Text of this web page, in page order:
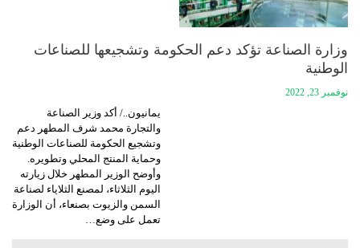
وزارة الصناعة تؤكد دعم الحكومة وتشجيعها للصناعات
الوطنية
نوفمبر 23, 2022
يمانيون../ أكد وزير الصناعة
والتجارة محمد شرف المطهر دعم
وتشجيع الحكومة للصناعات الوطنية
وحماية المنتج المحلي وتطويره.
وأوضح الوزير المطهر خلال زيارته
اليوم الثلاثاء، لمصنع الثلاياء لصناعة
السمن والزيوت بصنعاء، أن الوزارة
تعمل على وضع…